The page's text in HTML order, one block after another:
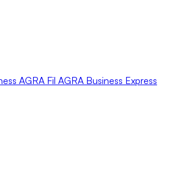
AGRA Fil AGRA Business Express